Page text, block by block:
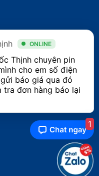
ONLINE
Thịnh chuyên pin
cho em số điện
báo giá qua đó
tra đơn hàng báo lại
1